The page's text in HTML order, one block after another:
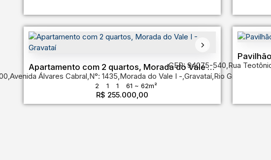
Apartamento com 2 quartos, Morada do Vale I -
Gravataí
R$ 255.000,00
,Avenida Álvares Cabral,N°: 1435,Morada do Vale I ,Gravataí,Rio Grande do Sul
2 1 1 61 ~ 62m²
CEP: 94075-540,Rua